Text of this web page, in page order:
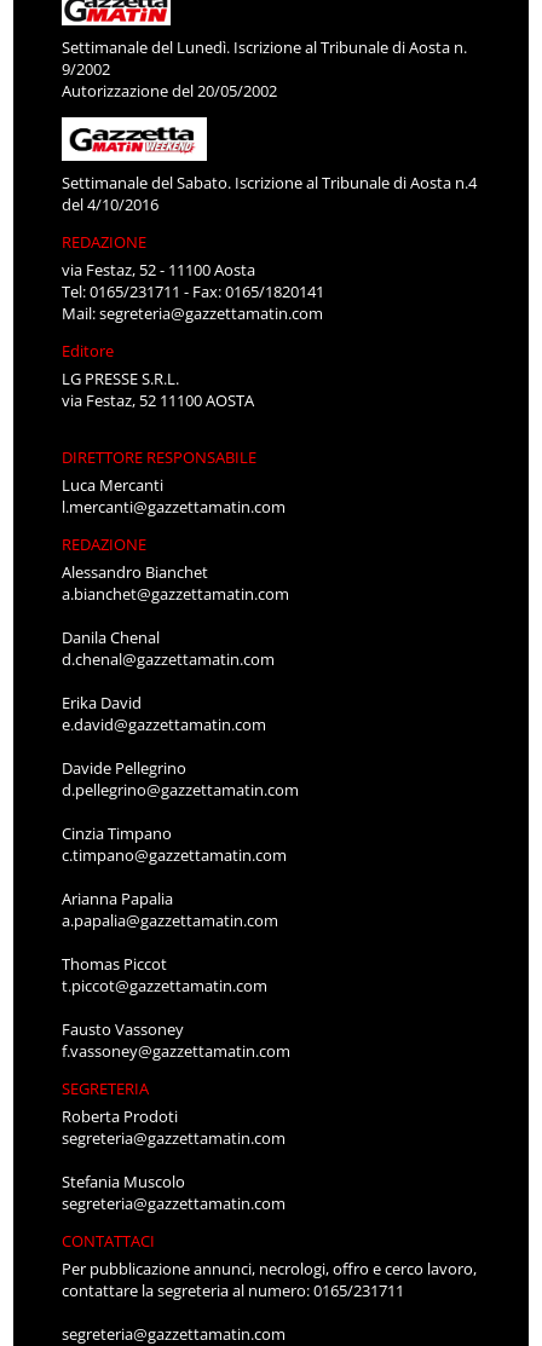
Settimanale del Lunedì. Iscrizione al Tribunale di Aosta n.
9/2002
Autorizzazione del 20/05/2002
Settimanale del Sabato. Iscrizione al Tribunale di Aosta n.4
del 4/10/2016
REDAZIONE
via Festaz, 52 - 11100 Aosta
Tel: 0165/231711 - Fax: 0165/1820141
Mail:segreteria@gazzettamatin.com
Editore
LG PRESSE S.R.L.
via Festaz, 52 11100 AOSTA
DIRETTORE RESPONSABILE
Luca Mercanti
l.mercanti@gazzettamatin.com
REDAZIONE
Alessandro Bianchet
a.bianchet@gazzettamatin.com
Danila Chenal
d.chenal@gazzettamatin.com
Erika David
e.david@gazzettamatin.com
Davide Pellegrino
d.pellegrino@gazzettamatin.com
Cinzia Timpano
c.timpano@gazzettamatin.com
Arianna Papalia
a.papalia@gazzettamatin.com
Thomas Piccot
t.piccot@gazzettamatin.com
Fausto Vassoney
f.vassoney@gazzettamatin.com
SEGRETERIA
Roberta Prodoti
segreteria@gazzettamatin.com
Stefania Muscolo
segreteria@gazzettamatin.com
CONTATTACI
Per pubblicazione annunci, necrologi, offro e cerco lavoro,
contattare la segreteria al numero: 0165/231711
segreteria@gazzettamatin.com